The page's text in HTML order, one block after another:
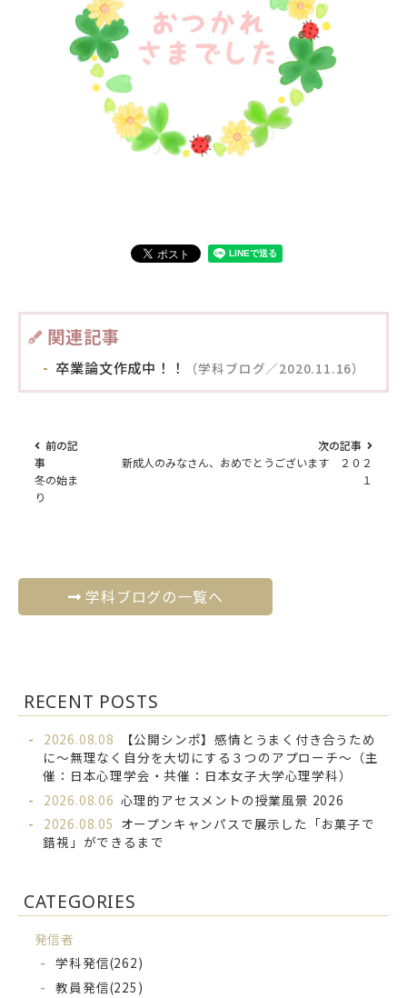
関連記事
卒業論文作成中！！ （学科ブログ／2020.11.16）
前の記
事
冬の始ま
り
次の記事
新成人のみなさん、おめでとうございます ２０２
１
学科ブログの一覧へ
RECENT POSTS
2026.08.08
【公開シンポ】感情とうまく付き合うため
に～無理なく自分を大切にする３つのアプローチ～（主
催：日本心理学会・共催：日本女子大学心理学科）
2026.08.06 心理的アセスメントの授業風景 2026
2026.08.05 オープンキャンパスで展示した「お菓子で
錯視」ができるまで
CATEGORIES
発信者
学科発信(262)
教員発信(225)